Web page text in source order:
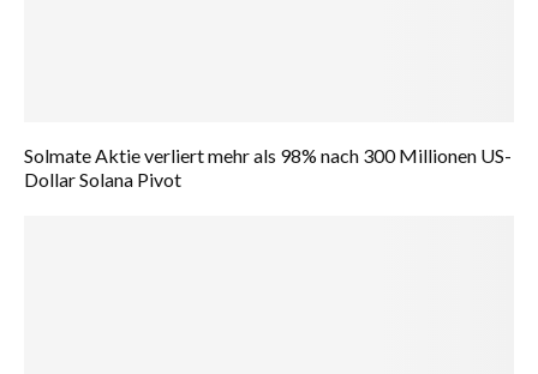
Solmate Aktie verliert mehr als 98% nach 300 Millionen US-
Dollar Solana Pivot